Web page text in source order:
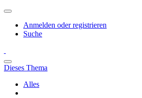
Anmelden oder registrieren
Suche
Dieses Thema
Alles